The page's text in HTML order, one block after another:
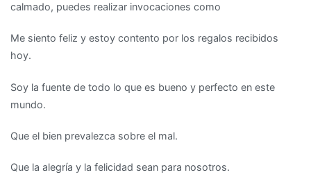
calmado, puedes realizar invocaciones como
Me siento feliz y estoy contento por los regalos recibidos
hoy.
Soy la fuente de todo lo que es bueno y perfecto en este
mundo.
Que el bien prevalezca sobre el mal.
Que la alegría y la felicidad sean para nosotros.